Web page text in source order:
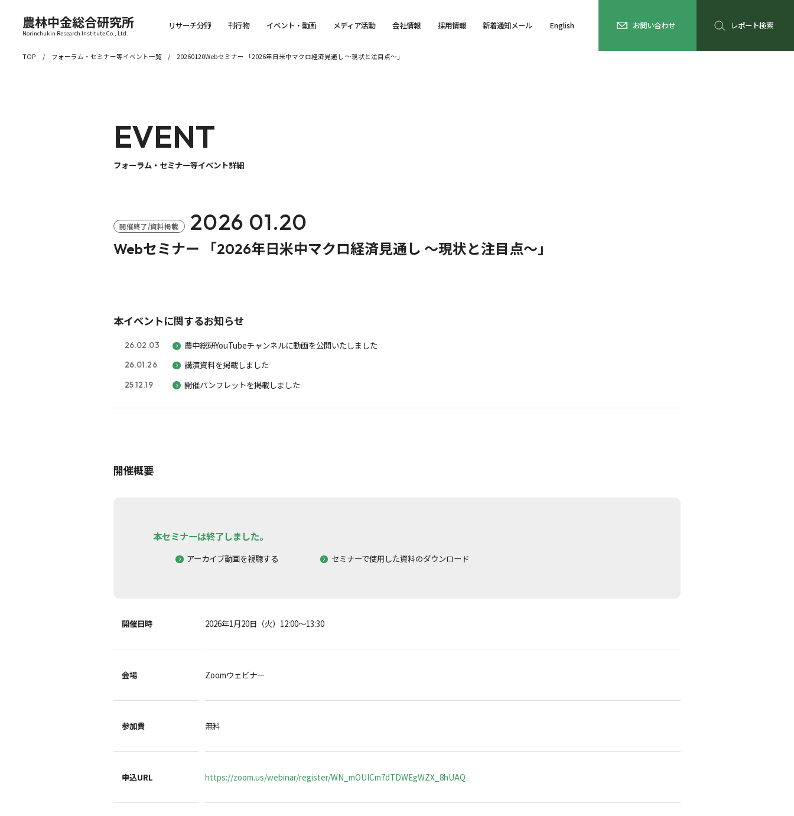
農林中金総合研究所
Norinchukin Research Institute Co., Ltd.
リサーチ分野 刊行物 イベント・動画 メディア活動 会社情報 採用情報 新着通知メール English お問い合わせ レポート検索
TOP フォーラム・セミナー等イベント一覧 20260120Webセミナー 「2026年日米中マクロ経済見通し ～現状と注目点～」
EVENT
フォーラム・セミナー等イベント詳細
開催終了/資料掲載 2026 01.20
Webセミナー 「2026年日米中マクロ経済見通し ～現状と注目点～」
本イベントに関するお知らせ
26.02.03 農中総研YouTubeチャンネルに動画を公開いたしました
26.01.26 講演資料を掲載しました
25.12.19 開催パンフレットを掲載しました
開催概要
本セミナーは終了しました。
アーカイブ動画を視聴する セミナーで使用した資料のダウンロード
開催日時 2026年1月20日（火）12:00～13:30
会場 Zoomウェビナー
参加費 無料
申込URL https://zoom.us/webinar/register/WN_mOUICm7dTDWEgWZX_8hUAQ